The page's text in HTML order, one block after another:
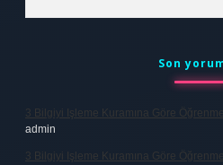
Son
3 Bilgiyi Işleme Kuramına Göre Öğrenme
admin
3 Bilgiyi Işleme Kuramına Göre Öğrenme